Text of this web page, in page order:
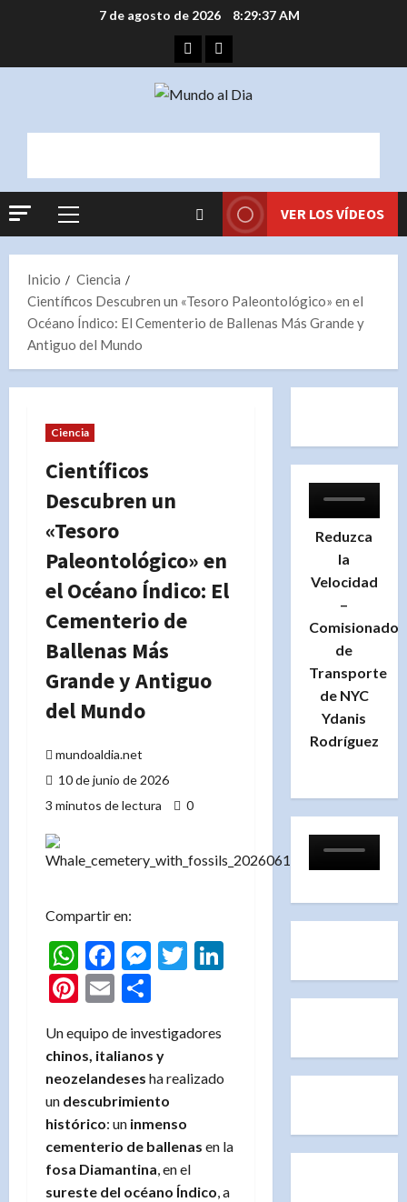
7 de agosto de 2026 8:29:38 AM
FacebookInstagram
Menú
VER LOS VÍDEOS
Inicio
Ciencia
Científicos Descubren un «Tesoro Paleontológico» en el
Océano Índico: El Cementerio de Ballenas Más Grande y
Antiguo del Mundo
Ciencia
Científicos
Descubren un
«Tesoro
Paleontológico» en
el Océano Índico: El
Cementerio de
Ballenas Más
Grande y Antiguo
del Mundo
mundoaldia.net
10 de junio de 2026
3 minutos de lectura
0
Compartir en:
WhatsApp
Facebook
Messenger
Twitter
Pinterest
Email
Un equipo de investigadores
chinos, italianos y
neozelandeses ha realizado
un descubrimiento
histórico: un inmenso
cementerio de ballenas en la
fosa Diamantina, en el
sureste del océano Índico, a
Reduzca
la
Velocidad
–
Comisionado
de
Transporte
de NYC
Ydanis
Rodríguez